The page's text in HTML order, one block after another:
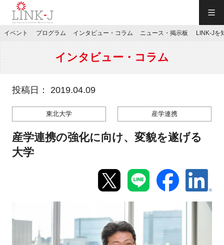
JP／EN
特別会員専用メニュー
施設ご予約
新規登録
イベント プログラム インタビュー・コラム ニュース・掲示板 LINK-Jを
インタビュー・コラム
投稿日： 2019.04.09
東北大学 産学連携
産学連携の強化に向け、変貌を遂げる
大学